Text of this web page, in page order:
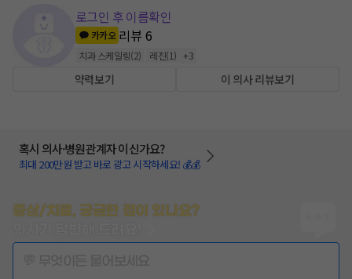
로그인 후 이름확인
카카오 리뷰6
치과 스케일링(2) 레진(1) +3
약력보기 이 의사 리뷰보기
혹시 의사·병원관계자 이신가요?
최대 200만원 받고 바로 광고 시작하세요! 💰💰
증상/치료, 궁금한 점이 있나요?